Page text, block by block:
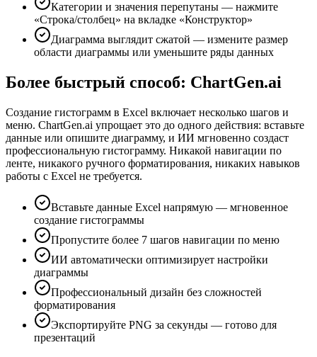
Категории и значения перепутаны — нажмите
«Строка/столбец» на вкладке «Конструктор»
Диаграмма выглядит сжатой — измените размер
области диаграммы или уменьшите ряды данных
Более быстрый способ: ChartGen.ai
Создание гистограмм в Excel включает несколько шагов и
меню. ChartGen.ai упрощает это до одного действия: вставьте
данные или опишите диаграмму, и ИИ мгновенно создаст
профессиональную гистограмму. Никакой навигации по
ленте, никакого ручного форматирования, никаких навыков
работы с Excel не требуется.
Вставьте данные Excel напрямую — мгновенное
создание гистограммы
Пропустите более 7 шагов навигации по меню
ИИ автоматически оптимизирует настройки
диаграммы
Профессиональный дизайн без сложностей
форматирования
Экспортируйте PNG за секунды — готово для
презентаций